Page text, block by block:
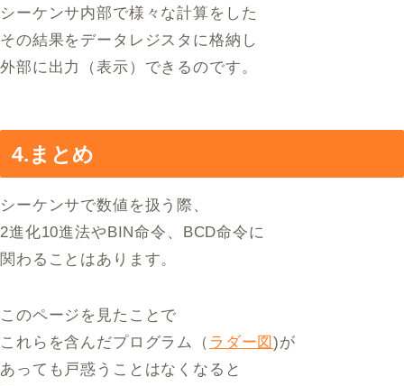
シーケンサ内部で様々な計算をした
その結果をデータレジスタに格納し
外部に出力（表示）できるのです。
4.まとめ
シーケンサで数値を扱う際、
2進化10進法やBIN命令、BCD命令に
関わることはあります。
このページを見たことで
これらを含んだプログラム（ ラダー図)が
あっても戸惑うことはなくなると